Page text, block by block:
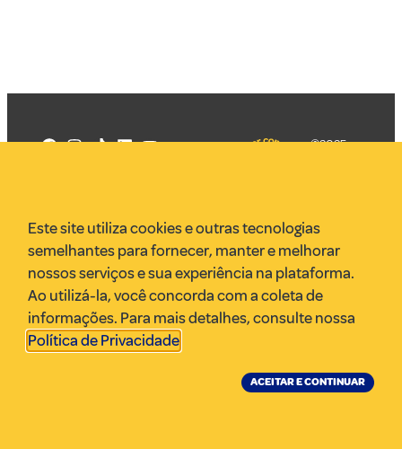
VR Assessoria
Parcerias
Envie uma pauta
Anuncie
©2025
Este site utiliza cookies e outras tecnologias
semelhantes para fornecer, manter e melhorar
nossos serviços e sua experiência na plataforma.
Ao utilizá-la, você concorda com a coleta de
informações. Para mais detalhes, consulte nossa
Política de Privacidade.
ACEITAR E CONTINUAR